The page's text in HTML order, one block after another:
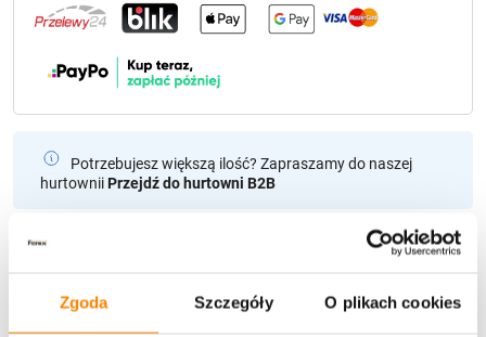
Zgoda Szczegóły O plikach cookies
Potrzebujesz większą ilość? Zapraszamy do naszej
hurtowniiPrzejdź do hurtowni B2B
Świeca Led Trio Candle (Gold)